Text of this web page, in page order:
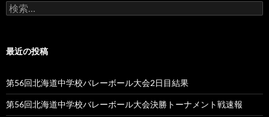
検
索:
最近の投稿
第56回北海道中学校バレーボール大会2日目結果
第56回北海道中学校バレーボール大会決勝トーナメント戦速報